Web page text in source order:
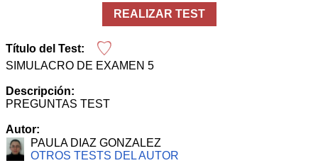
REALIZAR TEST
Título del Test:
SIMULACRO DE EXAMEN 5
Descripción:
PREGUNTAS TEST
Autor:
PAULA DIAZ GONZALEZ
OTROS TESTS DEL AUTOR